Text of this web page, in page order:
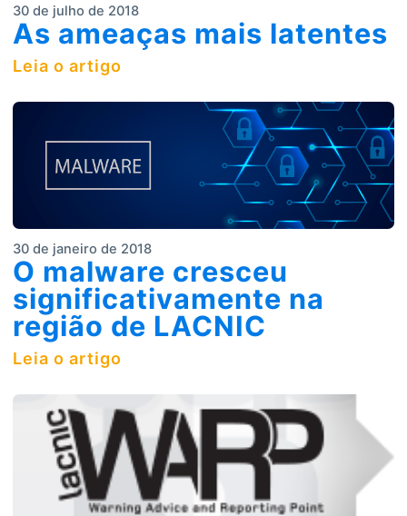
30 de julho de 2018
As ameaças mais latentes
Leia o artigo
30 de janeiro de 2018
O malware cresceu
significativamente na
região de LACNIC
Leia o artigo